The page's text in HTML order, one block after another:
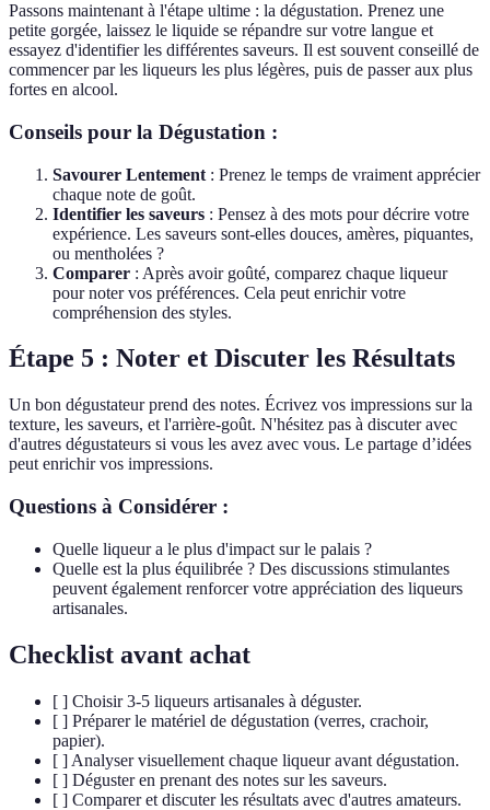
Passons maintenant à l'étape ultime : la dégustation. Prenez une
petite gorgée, laissez le liquide se répandre sur votre langue et
essayez d'identifier les différentes saveurs. Il est souvent conseillé de
commencer par les liqueurs les plus légères, puis de passer aux plus
fortes en alcool.
Conseils pour la Dégustation :
Savourer Lentement : Prenez le temps de vraiment apprécier
chaque note de goût.
Identifier les saveurs : Pensez à des mots pour décrire votre
expérience. Les saveurs sont-elles douces, amères, piquantes,
ou mentholées ?
Comparer : Après avoir goûté, comparez chaque liqueur
pour noter vos préférences. Cela peut enrichir votre
compréhension des styles.
Étape 5 : Noter et Discuter les Résultats
Un bon dégustateur prend des notes. Écrivez vos impressions sur la
texture, les saveurs, et l'arrière-goût. N'hésitez pas à discuter avec
d'autres dégustateurs si vous les avez avec vous. Le partage d’idées
peut enrichir vos impressions.
Questions à Considérer :
Quelle liqueur a le plus d'impact sur le palais ?
Quelle est la plus équilibrée ? Des discussions stimulantes
peuvent également renforcer votre appréciation des liqueurs
artisanales.
Checklist avant achat
[ ] Choisir 3-5 liqueurs artisanales à déguster.
[ ] Préparer le matériel de dégustation (verres, crachoir,
papier).
[ ] Analyser visuellement chaque liqueur avant dégustation.
[ ] Déguster en prenant des notes sur les saveurs.
[ ] Comparer et discuter les résultats avec d'autres amateurs.